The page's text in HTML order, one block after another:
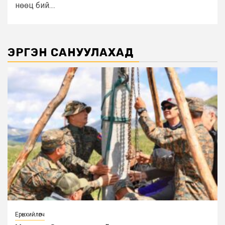
нөөц бий....
ЭРГЭН САНУУЛАХАД
Ерөнхийлөгч